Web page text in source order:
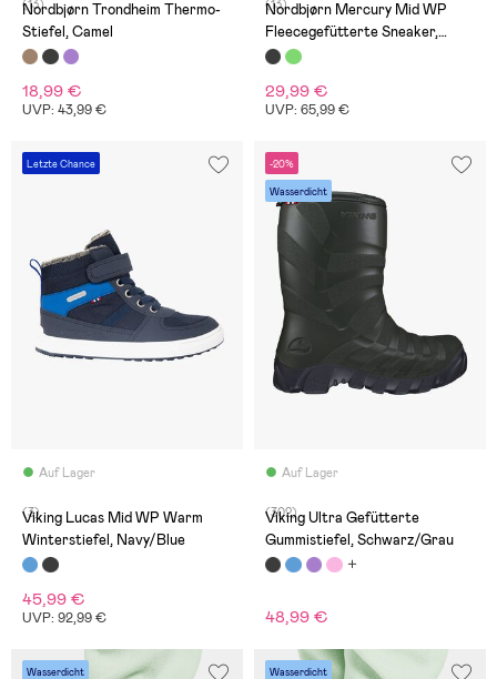
(13)
Nordbjørn Trondheim Thermo-
Stiefel, Camel
18,99 €
UVP: 43,99 €
(13)
Nordbjørn Mercury Mid WP
Fleecegefütterte Sneaker,
Black/White
29,99 €
UVP: 65,99 €
Letzte Chance
Auf Lager
(3)
Viking Lucas Mid WP Warm
Winterstiefel, Navy/Blue
45,99 €
UVP: 92,99 €
-20%
Wasserdicht
Auf Lager
(302)
Viking Ultra Gefütterte
Gummistiefel, Schwarz/Grau
48,99 €
Wasserdicht Wasserdicht